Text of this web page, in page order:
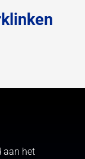
aan het